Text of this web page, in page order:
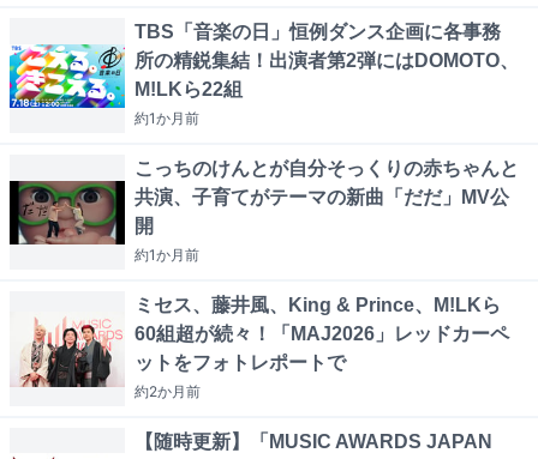
TBS「音楽の日」恒例ダンス企画に各事務
所の精鋭集結！出演者第2弾にはDOMOTO、
M!LKら22組
約1か月前
こっちのけんとが自分そっくりの赤ちゃんと
共演、子育てがテーマの新曲「だだ」MV公
開
約1か月前
ミセス、藤井風、King & Prince、M!LKら
60組超が続々！「MAJ2026」レッドカーペ
ットをフォトレポートで
約2か月前
【随時更新】「MUSIC AWARDS JAPAN